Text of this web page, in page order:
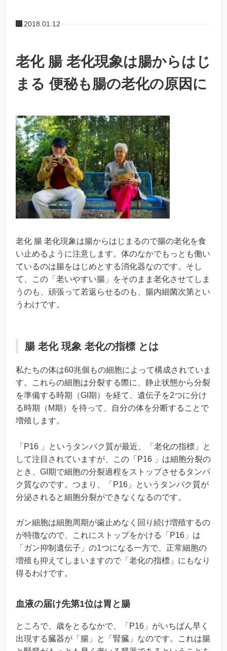
2018.01.12
老化 腸 老化現象は腸からはじ
まる 便秘も腸の老化の原因に
老化 腸 老化現象は腸からはじまるので腸の老化を食
い止めるように注意します。体のなかでもっとも働い
ているのは腸をはじめとする消化器なのです。そし
て、この「老いやすい腸」をそのまま老化させてしま
うのも、頑張って若返らせるのも、腸内細菌次第とい
うわけです。
腸 老化 現象 老化の指標 とは
私たちの体は60兆個もの細胞によって構成されていま
す。これらの細胞は分裂する際に、静止状態から分裂
を準備する時期（GI期）を経て、遺伝子を2つに分け
る時期（M期）を待って、自分の体を分断することで
増殖します。
「P16 」というタンパク質が最近、「老化の指標」と
して注目されていますが、この「P16 」は細胞分裂の
とき、GI期で細胞の分裂過程をストップさせるタンパ
ク質なのです。つまり、「P16」というタンパク質が
分泌されると細胞分裂ができなくなるのです。
ガン細胞は細胞周期が歯止めなく回り続け増殖するの
が特徴なので、これにストップをかける「P16」は
「ガン抑制遺伝子」の1つになる一方で、正常細胞の
増殖も抑えてしまいますので「老化の指標」にもなり
得るわけです。
血液の届け先第1位は胃と腸
ところで、歳をとるなかで、「P16」がいちばん早く
出現する臓器が「腸」と「腎臓」なのです。これは腸